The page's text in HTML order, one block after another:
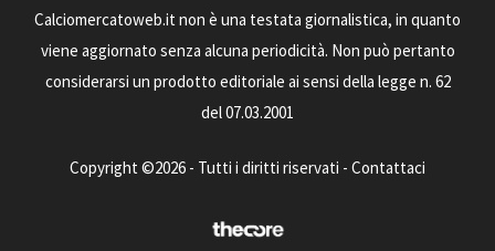
Calciomercatoweb.it non è una testata giornalistica, in quanto
viene aggiornato senza alcuna periodicità. Non può pertanto
considerarsi un prodotto editoriale ai sensi della legge n. 62
del 07.03.2001
Copyright ©2026 - Tutti i diritti riservati - Contattaci